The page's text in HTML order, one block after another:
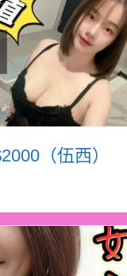
（伍西）